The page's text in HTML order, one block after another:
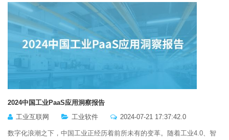
2024中国工业PaaS应用洞察报告
工业互联网
工业软件 2024-07-21 17:37:42.0
数字化浪潮之下，中国工业正经历着前所未有的变革。随着工业4.0、智